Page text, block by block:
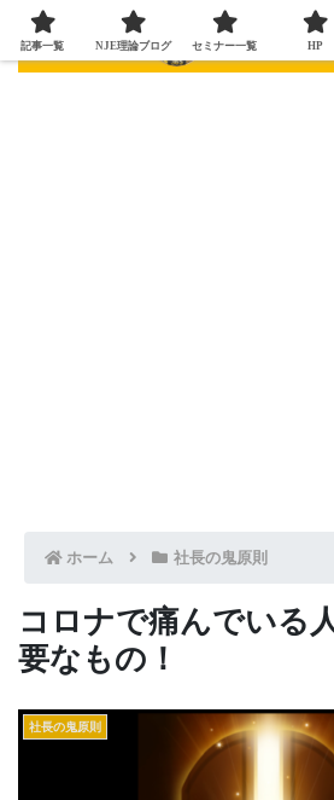
ホーム 社長の鬼原則
コロナで痛んでいる
要なもの！
社長の鬼原則
記事一覧 NJE理論ブログ セミナー一覧 HP